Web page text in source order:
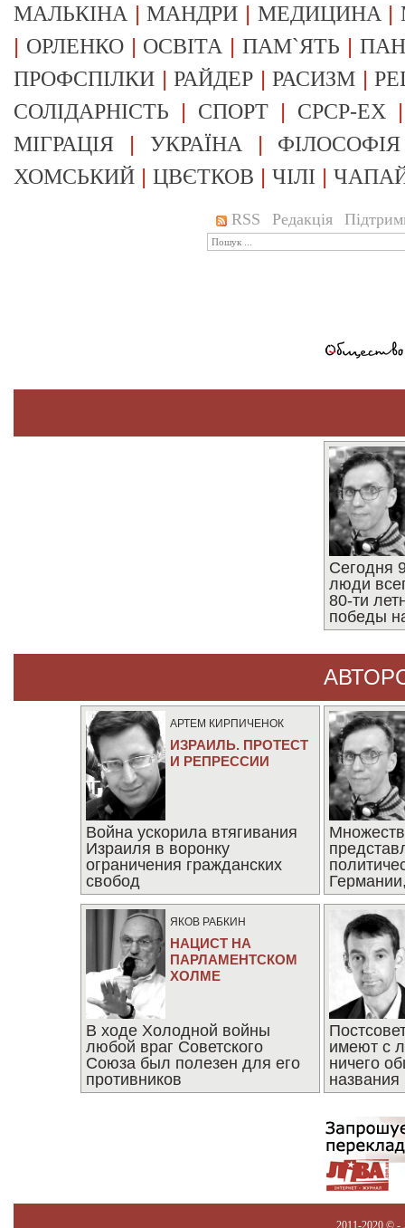
МАЛЬКІНА |МАНДРИ | МЕДИЦИНА |
| ОРЛЕНКО| ОСВІТА |ПАМ`ЯТЬ |
ПРОФСПІЛКИ |РАЙДЕР |РАСИЗМ |
СОЛІДАРНІСТЬ | СПОРТ | СРСР-EX
МІГРАЦІЯ | УКРАЇНА | ФІЛОСОФІЯ
ХОМСЬКИЙ | ЦВЄТКОВ | ЧІЛІ |
RSS Редакція
Сегодня
люди
80-ти
победы
АРТЕМ КИРПИЧЕНОК
ИЗРАИЛЬ. ПРОТЕСТ
И РЕПРЕССИИ
Война ускорила втягивания
Израиля в воронку
ограничения гражданских
свобод
ЯКОВ РАБКИН
НАЦИСТ НА
ПАРЛАМЕНТСКОМ
ХОЛМЕ
В ходе Холодной войны
любой враг Советского
Союза был полезен для его
противников
имеют с
ничего
названия
2011-2020 © -